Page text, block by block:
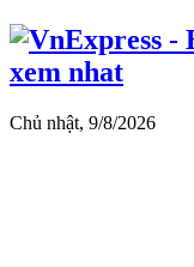
Chủ nhật, 9/8/2026